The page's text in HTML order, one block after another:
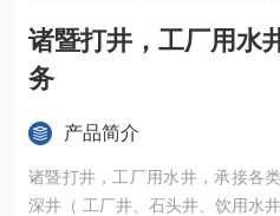
诸暨打井，工厂用水
务
产品简介
诸暨打井，工厂用水井，承接各
深井（ 工厂井、石头井、饮用水井、农田井、养殖井 ）、地源热